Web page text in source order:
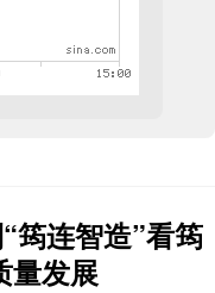
筠连智造”看筠
量发展